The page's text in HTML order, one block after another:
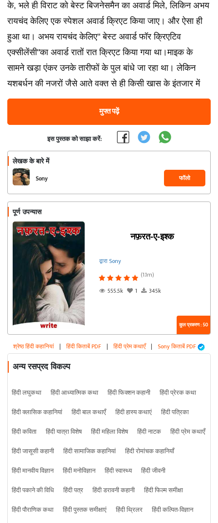
के, भले ही विराट को बेस्ट बिजनेसमैन का अवार्ड मिले, लिकिन अभय
रायचंद केलिए एक स्पेशल अवार्ड क्रिएट किया जाए। और ऐसा ही
हुआ था। अभय रायचंद केलिए" बेस्ट अवार्ड फॉर क्रिएटिव
एक्सीलेंसी"का अवार्ड रातों रात क्रिएट किया गया था।माइक के
सामने खड़ा एंकर उनके तारीफों के पुल बांधे जा रहा था। लेकिन
यशबर्धन की नजरों जैसे आते वक्त से ही किसी खास के इंतजार में
मुफ्त पढ़ें
इस पुस्तक को साझा करें:
लेखक के बारे में
Sony फॉलो
पूर्ण उपन्यास
नफ़रत-ए-इश्क
द्वारा Sony
(1.1m)
555.5k
1 345k
कुल प्रकरण : 50
श्रेष्ठ हिंदी कहानियां | हिंदी किताबें PDF | हिंदी प्रेम कथाएँ | Sony किताबें PDF
अन्य रसप्रद विकल्प
हिंदी लघुकथा हिंदी आध्यात्मिक कथा हिंदी फिक्शन कहानी
हिंदी प्रेरक कथा
हिंदी क्लासिक कहानियां
हिंदी बाल कथाएँ हिंदी हास्य कथाएं
हिंदी पत्रिका
हिंदी कविता
हिंदी यात्रा विशेष हिंदी महिला विशेष हिंदी नाटक
हिंदी प्रेम कथाएँ
हिंदी जासूसी कहानी
हिंदी सामाजिक कहानियां
हिंदी रोमांचक कहानियाँ
हिंदी मानवीय विज्ञान
हिंदी मनोविज्ञान हिंदी स्वास्थ्य
हिंदी जीवनी
हिंदी पकाने की विधि
हिंदी पत्र हिंदी डरावनी कहानी
हिंदी फिल्म समीक्षा
हिंदी पौराणिक कथा
हिंदी पुस्तक समीक्षाएं हिंदी थ्रिलर हिंदी कल्पित-विज्ञान